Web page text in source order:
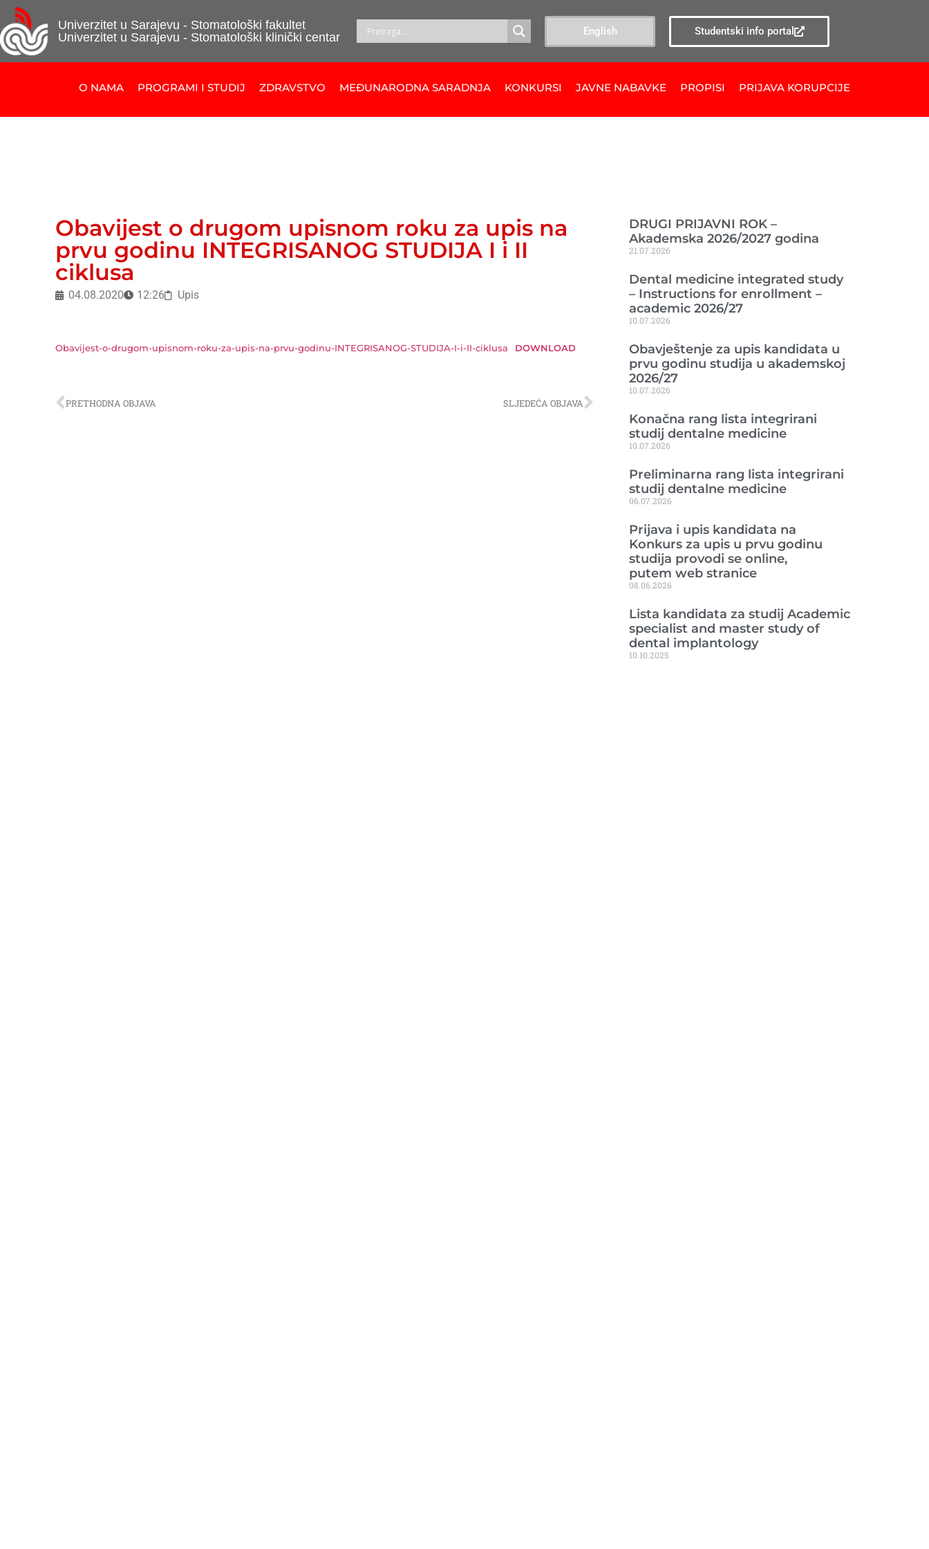
Univerzitet u Sarajevu - Stomatološki fakultet
Univerzitet u Sarajevu - Stomatološki klinički centar
English Studentski info portal
O NAMA PROGRAMI I STUDIJ ZDRAVSTVO MEĐUNARODNA SARADNJA KONKURSI JAVNE NABAVKE PROPISI PRIJAVA KORUPCIJE
Obavijest o drugom upisnom roku za upis na
prvu godinu INTEGRISANOG STUDIJA I i II
ciklusa
04.08.2020 12:26 Upis
Obavijest-o-drugom-upisnom-roku-za-upis-na-prvu-godinu-INTEGRISANOG-STUDIJA-I-i-II-ciklusa DOWNLOAD
PRETHODNA OBJAVA SLJEDEĆA OBJAVA
DRUGI PRIJAVNI ROK –
Akademska 2026/2027 godina
21.07.2026
Dental medicine integrated study
– Instructions for enrollment –
academic 2026/27
10.07.2026
Obavještenje za upis kandidata u
prvu godinu studija u akademskoj
2026/27
10.07.2026
Konačna rang lista integrirani
studij dentalne medicine
10.07.2026
Preliminarna rang lista integrirani
studij dentalne medicine
06.07.2026
Prijava i upis kandidata na
Konkurs za upis u prvu godinu
studija provodi se online,
putem web stranice
08.06.2026
Lista kandidata za studij Academic
specialist and master study of
dental implantology
10.10.2025